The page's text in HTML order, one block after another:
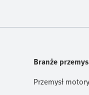
Branże
Przemysł